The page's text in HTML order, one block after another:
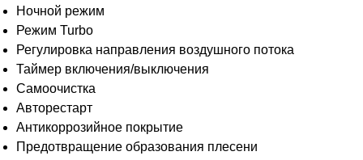
Ночной режим
Режим Turbo
Регулировка направления воздушного потока
Таймер включения/выключения
Самоочистка
Авторестарт
Антикоррозийное покрытие
Предотвращение образования плесени